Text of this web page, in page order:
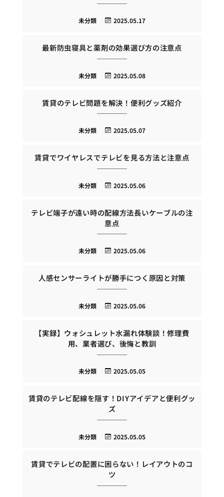
2025.05.17
未分類
最新防虫寝具と薬剤の効果選び方の注意点
2025.05.08
未分類
賃貸のテレビ問題を解決！便利グッズ紹介
2025.05.07
未分類
賃貸でワイヤレスでテレビを見る方法と注意点
2025.05.06
未分類
テレビ端子が遠い時の配線方法長いケーブルの注
意点
2025.05.06
未分類
人感センサーライトが勝手につく原因と対策
2025.05.06
未分類
【実録】ウォシュレット水漏れ体験談！修理費
用、業者選び、後悔と教訓
2025.05.05
未分類
賃貸のテレビ配線を隠す！DIYアイデアと便利グッ
ズ
2025.05.05
未分類
賃貸でテレビの配置に困らない！レイアウトのコ
ツ